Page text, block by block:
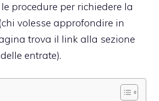
procedure per richiedere la
volesse approfondire in
trova il link alla sezione
entrate).